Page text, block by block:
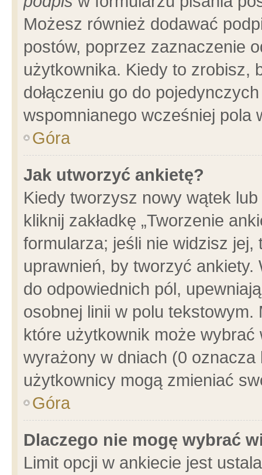
Możesz również dodawać
postów, poprzez zaznaczenie
użytkownika. Kiedy to zrobisz,
dołączeniu go do
wspomnianego wcześniej pola
Góra
Jak utworzyć ankietę?
Kiedy tworzysz nowy wątek
kliknij zakładkę „Tworzenie
formularza; jeśli nie widzisz
uprawnień, by tworzyć ankiety.
do odpowiednich pól,
osobnej linii w polu
które użytkownik może
wyrażony w dniach (0
użytkownicy mogą zmieniać
Góra
Dlaczego nie mogę wybrać
Limit opcji w ankiecie jest